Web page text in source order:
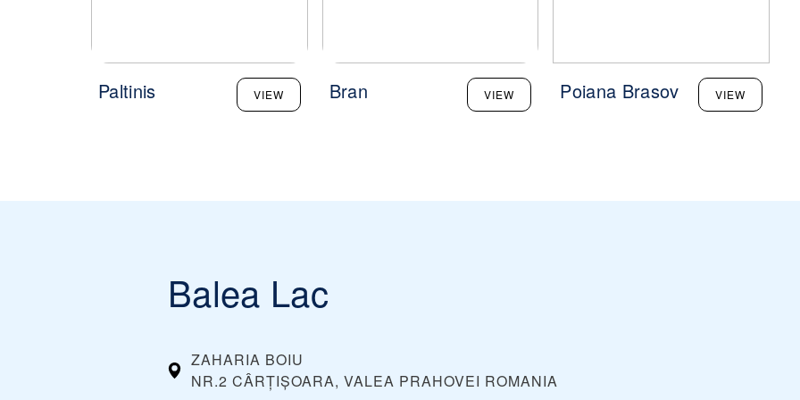
Paltinis VIEW Bran VIEW Poiana Brasov VIEW
Balea Lac
ZAHARIA BOIU
NR.2 CÂRȚIȘOARA, VALEA PRAHOVEI ROMANIA